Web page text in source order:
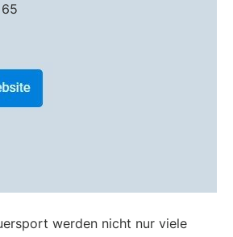
werden nicht nur viele